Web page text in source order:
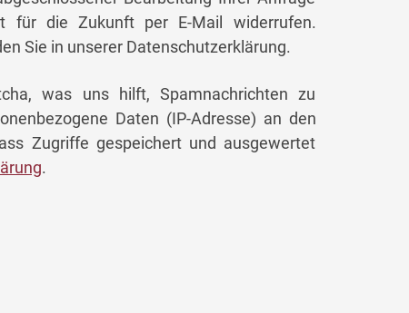
für die Zukunft per E-Mail widerrufen.
Sie in unserer Datenschutzerklärung.
was uns hilft, Spamnachrichten zu
Daten (IP-Adresse) an den
Zugriffe gespeichert und ausgewertet
.